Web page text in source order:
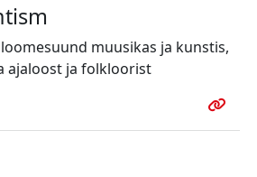
muusikas ja kunstis,
ajaloost ja folkloorist